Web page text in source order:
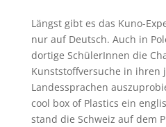
Längst gibt es das Kuno-
nur auf Deutsch. Auch in
dortige SchülerInnen die
Kunststoffversuche in ihren
Landessprachen
cool box of Plastics ein
stand die Schweiz auf dem